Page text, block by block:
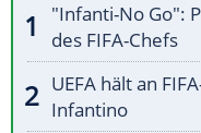
"Infanti-No Go":
des FIFA-Chefs
UEFA hält an
Infantino